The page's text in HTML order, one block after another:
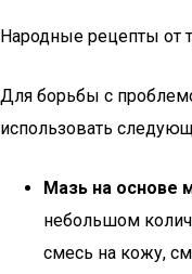
Народные рецепты от
Для борьбы с
использовать
Мазь на основе
небольшом
смесь на кожу,